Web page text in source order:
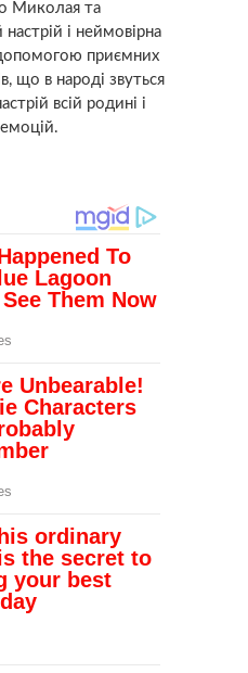
Миколая та
і неймовірна
приємних
що в народі звуться
всій родині і